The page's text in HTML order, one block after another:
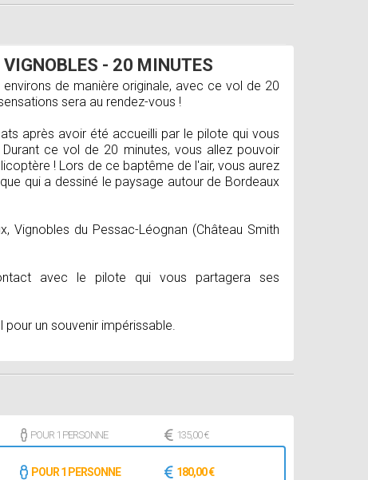
VIGNOBLES - 20 MINUTES
de manière originale, avec ce vol de 20
sera au rendez-vous !
après avoir été accueilli par le pilote qui vous
ce vol de 20 minutes, vous allez pouvoir
! Lors de ce baptême de l'air, vous aurez
qui a dessiné le paysage autour de Bordeaux
Vignobles du Pessac-Léognan (Château Smith
avec le pilote qui vous partagera ses
pour un souvenir impérissable.
POUR 1 PERSONNE 135,00 €
POUR 1 PERSONNE 180,00 €